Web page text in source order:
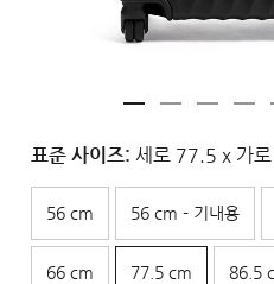
표준 사이즈: 세로 77.5 x 가
56 cm 56 cm - 기내용
66 cm 77.5 cm 86.5